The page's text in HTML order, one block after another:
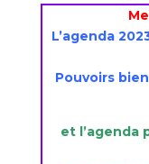
L’agenda
Pouvoirs
et l’agenda